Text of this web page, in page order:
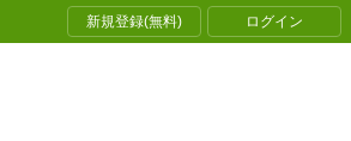
新規登録(無料) ログイン